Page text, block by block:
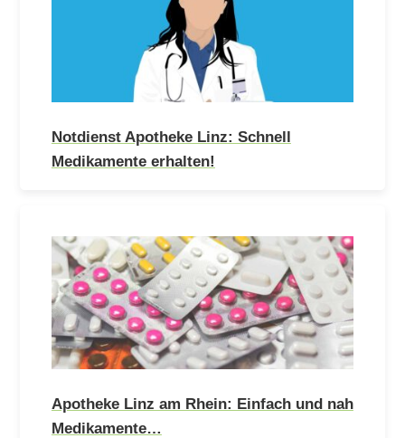
Notdienst Apotheke Linz: Schnell
Medikamente erhalten!
Apotheke Linz am Rhein: Einfach und nah
Medikamente…